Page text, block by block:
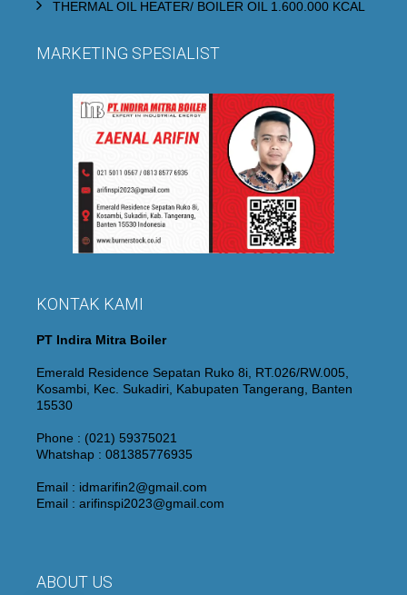
THERMAL OIL HEATER/ BOILER OIL 1.600.000 KCAL
MARKETING SPESIALIST
KONTAK KAMI
PT Indira Mitra Boiler
Emerald Residence Sepatan Ruko 8i, RT.026/RW.005,
Kosambi, Kec. Sukadiri, Kabupaten Tangerang, Banten
15530
Phone : (021) 59375021
Whatshap : 081385776935
Email : idmarifin2@gmail.com
Email : arifinspi2023@gmail.com
ABOUT US